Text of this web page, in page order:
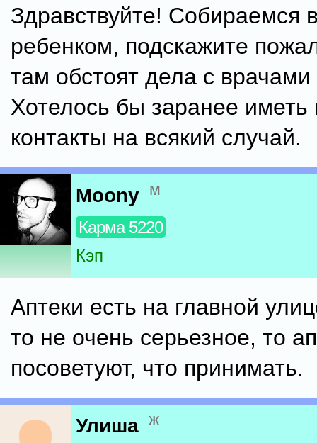
Здравствуйте! Собираемся
ребенком, подскажите
там обстоят дела с
Хотелось бы заранее иметь
контакты на всякий случай.
Moony м
Карма 5220
Кэп
Аптеки есть на главной
то не очень серьезное, то
посоветуют, что принимать.
Улиша ж